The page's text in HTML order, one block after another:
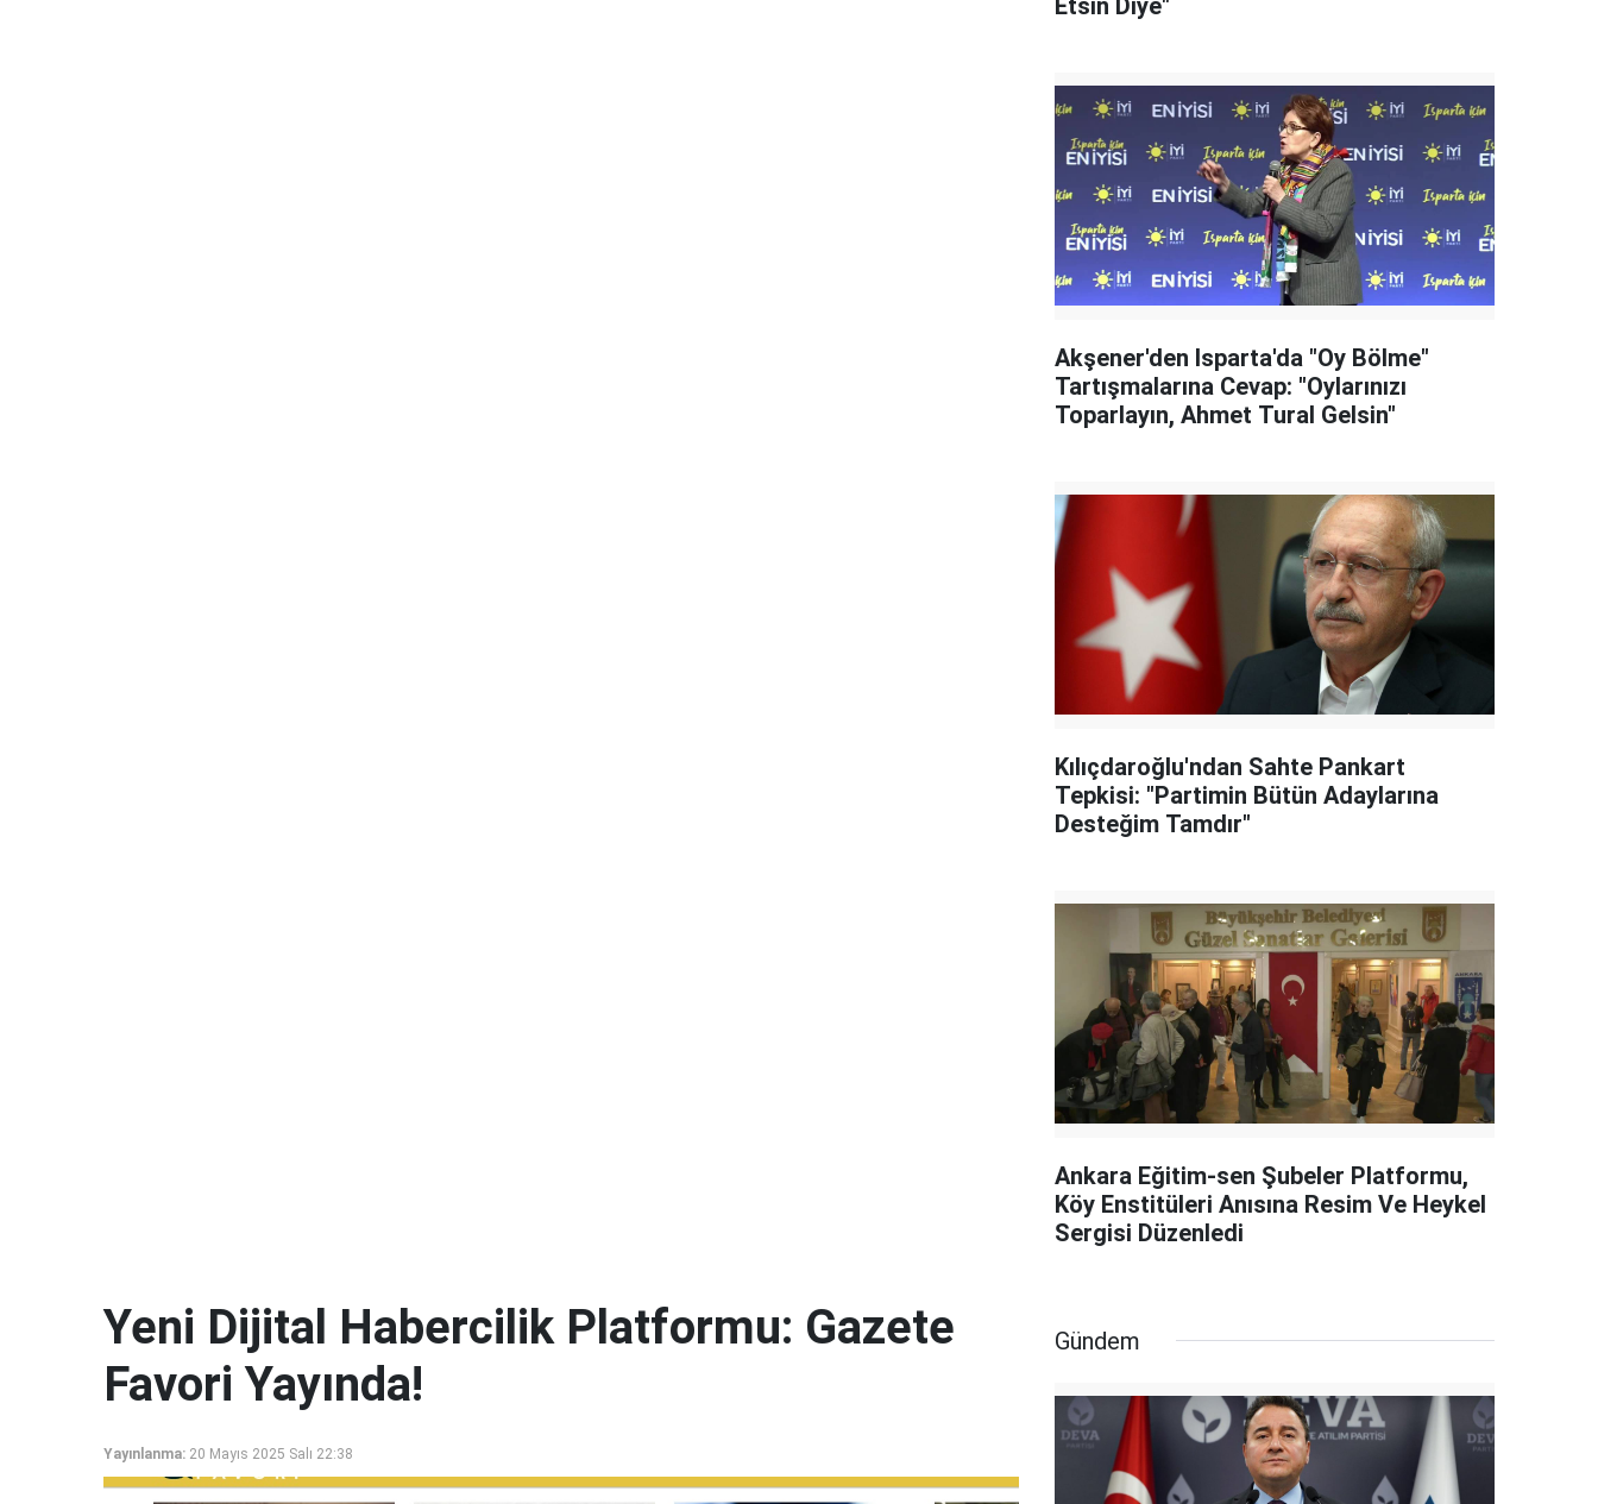
Akşener'den Isparta'da "Oy Bölme"
Tartışmalarına Cevap: "Oylarınızı
Toparlayın, Ahmet Tural Gelsin"
Kılıçdaroğlu'ndan Sahte Pankart
Tepkisi: "Partimin Bütün Adaylarına
Desteğim Tamdır"
Ankara Eğitim-sen Şubeler Platformu,
Köy Enstitüleri Anısına Resim Ve Heykel
Sergisi Düzenledi
Yeni Dijital Habercilik Platformu: Gazete
Favori Yayında!
Yayınlanma: 20 Mayıs 2025 Salı 22:38
Gündem